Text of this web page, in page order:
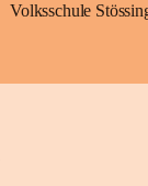
Volksschule